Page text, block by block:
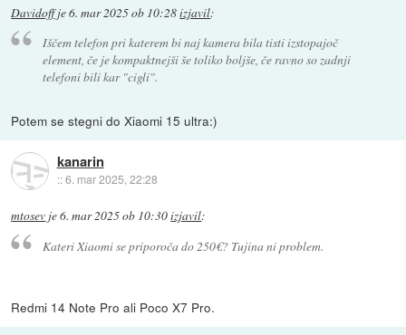
Davidoffje6. mar 2025 ob 10:28izjavil:
Iščem telefon pri katerem bi naj kamera bila tisti izstopajoč
element, če je kompaktnejši še toliko boljše, če ravno so zadnji
telefoni bili kar "cigli".
Potem se stegni do Xiaomi 15 ultra:)
kanarin
::6. mar 2025, 22:28
mtosev je6. mar 2025 ob 10:30izjavil:
Kateri Xiaomi se priporoča do 250€? Tujina ni problem.
Redmi 14 Note Pro ali Poco X7 Pro.